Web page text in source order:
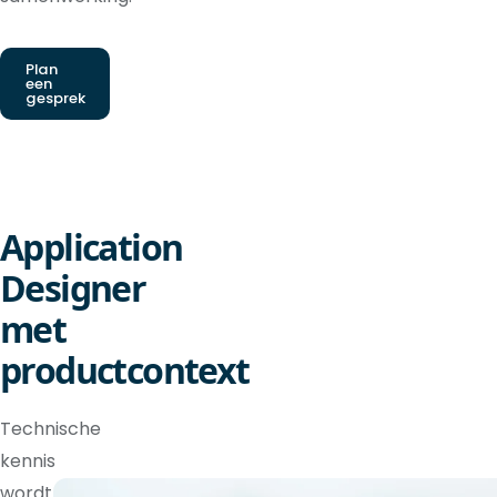
Plan
een
gesprek
Application
Designer
met
productcontext
Technische
kennis